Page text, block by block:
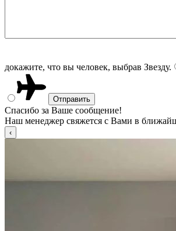
докажите, что вы человек, выбрав Звезду.
Спасибо за Ваше сообщение!
Наш менеджер свяжется с Вами в